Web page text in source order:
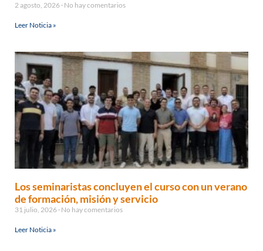
2 agosto, 2026 No hay comentarios
Leer Noticia »
Los seminaristas concluyen el curso con un verano
de formación, misión y servicio
31 julio, 2026 No hay comentarios
Leer Noticia »